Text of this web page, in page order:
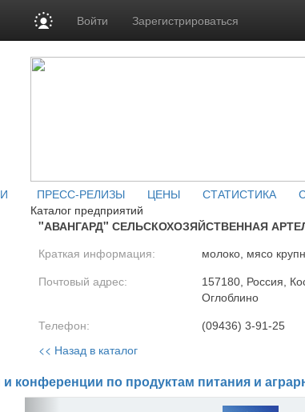
Войти Зарегистрироваться
ПРЕСС-РЕЛИЗЫ ЦЕНЫ СТАТИСТИКА
Каталог предприятий
"АВАНГАРД" СЕЛЬСКОХОЗЯЙСТВЕННАЯ
Краткая информация: молоко, мясо
Почтовый адрес:
157180, Россия,
Оглоблино
Телефон: (09436) 3-91-25
<< Назад в каталог
и конференции по продуктам питания и